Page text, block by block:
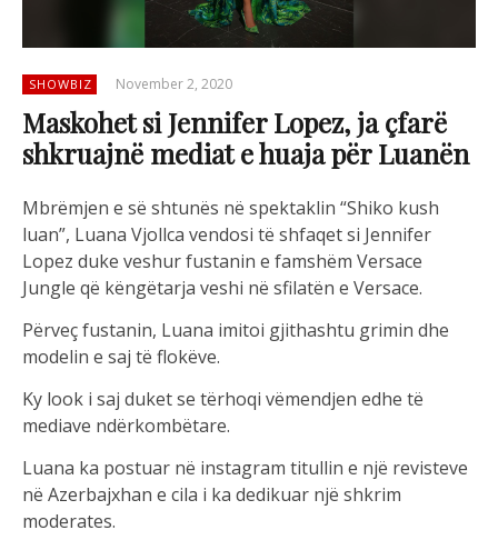
SHOWBIZ November 2, 2020
Maskohet si Jennifer Lopez, ja çfarë
shkruajnë mediat e huaja për Luanën
Mbrëmjen e së shtunës në spektaklin “Shiko kush
luan”, Luana Vjollca vendosi të shfaqet si Jennifer
Lopez duke veshur fustanin e famshëm Versace
Jungle që këngëtarja veshi në sfilatën e Versace.
Përveç fustanin, Luana imitoi gjithashtu grimin dhe
modelin e saj të flokëve.
Ky look i saj duket se tërhoqi vëmendjen edhe të
mediave ndërkombëtare.
Luana ka postuar në instagram titullin e një revisteve
në Azerbajxhan e cila i ka dedikuar një shkrim
moderates.